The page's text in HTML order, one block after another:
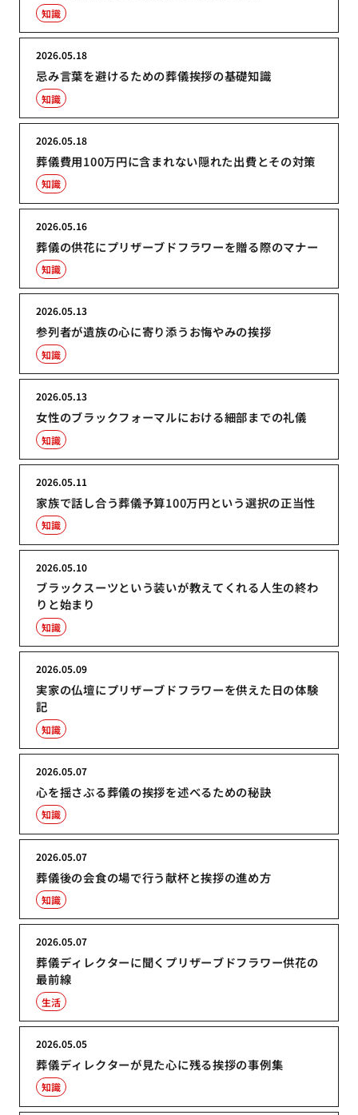
知識
忌み言葉を避けるための葬儀挨拶の基礎知識
2026.05.18
知識
葬儀費用100万円に含まれない隠れた出費とその対策
2026.05.18
知識
葬儀の供花にプリザーブドフラワーを贈る際のマナー
2026.05.16
知識
参列者が遺族の心に寄り添うお悔やみの挨拶
2026.05.13
知識
女性のブラックフォーマルにおける細部までの礼儀
2026.05.13
知識
家族で話し合う葬儀予算100万円という選択の正当性
2026.05.11
知識
ブラックスーツという装いが教えてくれる人生の終わ
りと始まり
2026.05.10
知識
実家の仏壇にプリザーブドフラワーを供えた日の体験
記
2026.05.09
知識
心を揺さぶる葬儀の挨拶を述べるための秘訣
2026.05.07
知識
葬儀後の会食の場で行う献杯と挨拶の進め方
2026.05.07
知識
葬儀ディレクターに聞くプリザーブドフラワー供花の
最前線
2026.05.07
生活
葬儀ディレクターが見た心に残る挨拶の事例集
2026.05.05
知識